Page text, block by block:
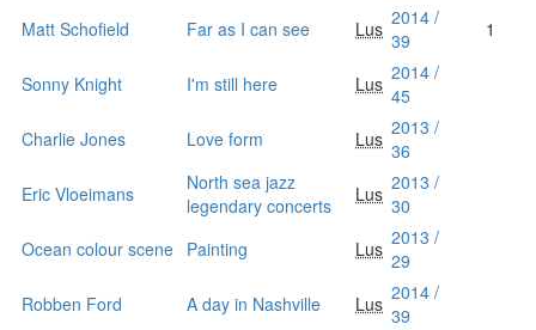
Matt Schofield
Far as I can see Lus 2014 /
39
1
Sonny Knight I'm still here Lus 2014 /
45
Charlie Jones
Love form Lus 2013 /
36
Eric Vloeimans
North sea jazz
legendary concerts
Lus 2013 /
30
Ocean colour scene Painting Lus 2013 /
29
Robben Ford
A day in Nashville Lus 2014 /
39